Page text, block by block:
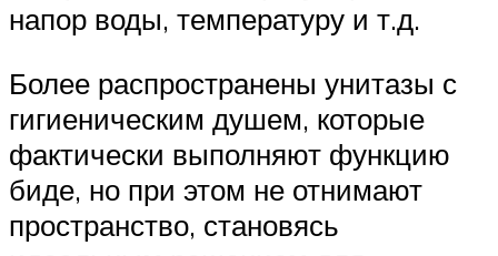
напор воды, температуру и т.д.
Более распространены унитазы с
гигиеническим душем, которые
фактически выполняют функцию
биде, но при этом не отнимают
пространство, становясь